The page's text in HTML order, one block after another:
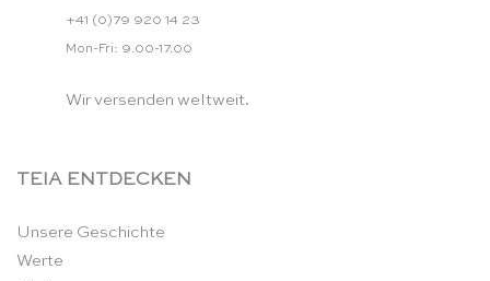
+41 (0)79 920 14 23
Mon-Fri: 9.00-17.00
Wir versenden weltweit.
TEIA ENTDECKEN
Unsere Geschichte
Werte